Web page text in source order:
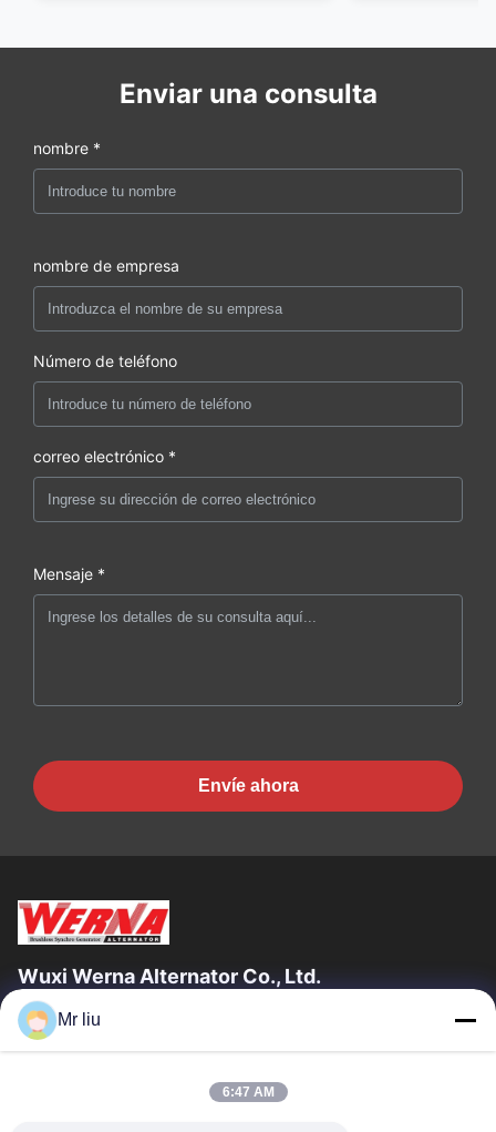
Enviar una consulta
nombre *
nombre de empresa
Número de teléfono
correo electrónico *
Mensaje *
Envíe ahora
Wuxi Werna Alternator Co., Ltd.
Enlaces Rápidos
Sobre Nosotros
Mr liu
6:47 AM